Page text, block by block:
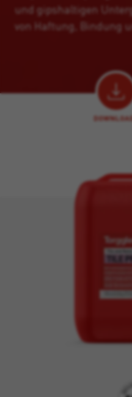
und gipshaltigen
von Haftung, Bindung